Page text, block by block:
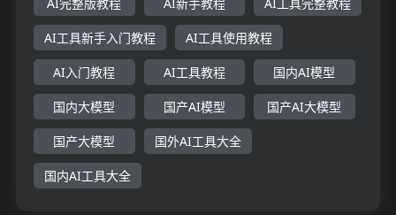
AI工具新手入门教程 AI工具使用教程
AI入门教程 AI工具教程 国内AI模型
国内大模型 国产AI模型 国产AI大模型
国产大模型 国外AI工具大全
国内AI工具大全